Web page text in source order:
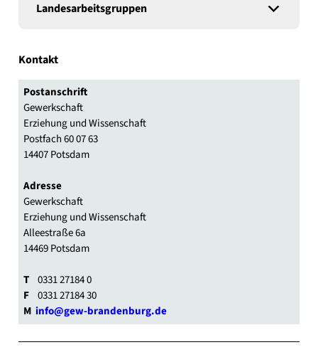
Lan­des­ar­beits­grup­pen
Kon­takt
Post­an­schrift
Gewerk­schaft
Erzie­hung und Wis­sen­schaft
Post­fach 60 07 63
14407 Pots­dam
Adres­se
Gewerk­schaft
Erzie­hung und Wis­sen­schaft
Allee­stra­ße 6a
14469 Pots­dam
T0331 27184 0
F0331 27184 30
M info@gew-brandenburg.de